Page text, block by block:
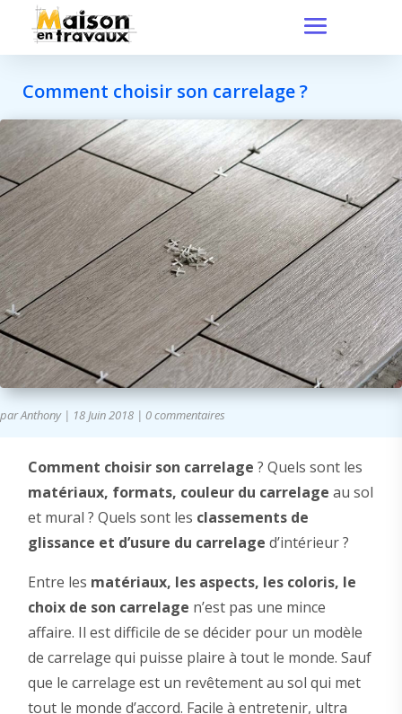
Comment choisir son carrelage ?
parAnthony| 18 Juin 2018 | 0 commentaires
Comment choisir son carrelage ? Quels sont les
matériaux, formats, couleur du carrelage au sol
et mural ? Quels sont les classements de
glissance et d’usure du carrelage d’intérieur ?
Entre les matériaux, les aspects, les coloris, le
choix de son carrelage n’est pas une mince
affaire. Il est difficile de se décider pour un modèle
de carrelage qui puisse plaire à tout le monde. Sauf
que le carrelage est un revêtement au sol qui met
tout le monde d’accord. Facile à entretenir, ultra